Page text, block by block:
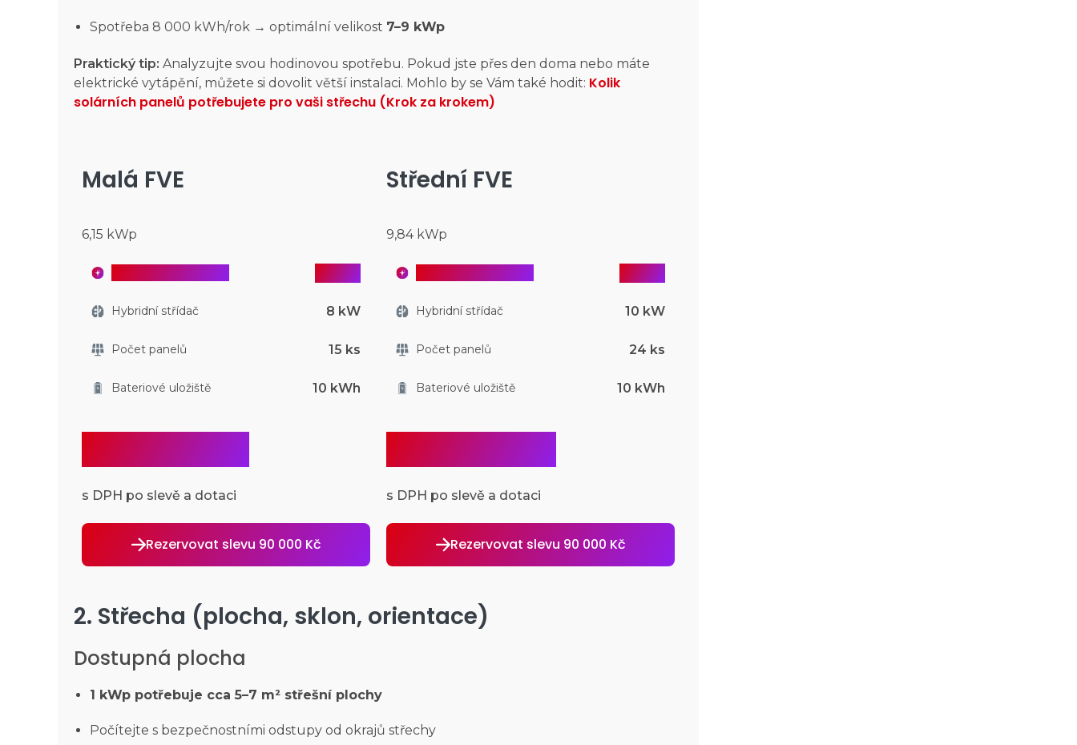
Spotřeba 8 000 kWh/rok → optimální velikost 7–9 kWp
Praktický tip: Analyzujte svou hodinovou spotřebu. Pokud jste přes den doma nebo máte
elektrické vytápění, můžete si dovolit větší instalaci. Mohlo by se Vám také hodit: Kolik
solárních panelů potřebujete pro vaši střechu (Krok za krokem)
Malá FVE
6,15 kWp
Hybridní střídač 8 kW
Počet panelů 15 ks
Bateriové uložiště 10 kWh
s DPH po slevě a dotaci
Rezervovat slevu 90 000 Kč
Střední FVE
9,84 kWp
Hybridní střídač 10 kW
Počet panelů 24 ks
Bateriové uložiště 10 kWh
s DPH po slevě a dotaci
Rezervovat slevu 90 000 Kč
2. Střecha (plocha, sklon, orientace)
Dostupná plocha
1 kWp potřebuje cca 5–7 m² střešní plochy
Počítejte s bezpečnostními odstupy od okrajů střechy